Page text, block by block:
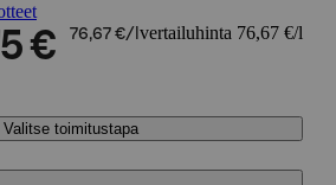
€ 76,67 €/l vertailuhinta 76,67 €/l
Valitse toimitustapa